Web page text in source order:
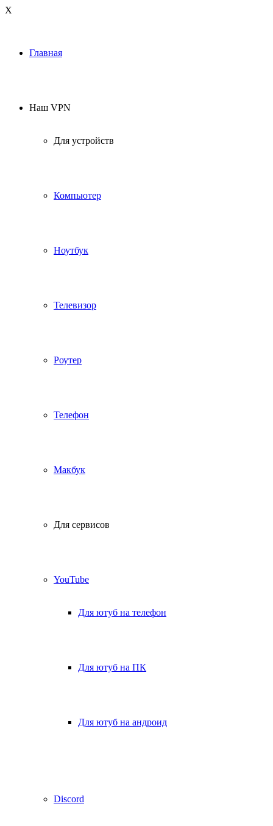
Х
Главная
Наш VPN
Для устройств
Компьютер
Ноутбук
Телевизор
Роутер
Телефон
Макбук
Для сервисов
YouTube
Для ютуб на телефон
Для ютуб на ПК
Для ютуб на андроид
Discord